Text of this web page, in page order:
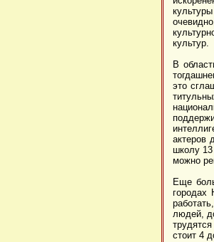
культур.
В
это
актеров
школу 13
можно
Еще
городах
людей,
стоит 4